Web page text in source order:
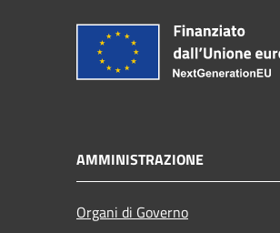
AMMINISTRAZIONE
Organi di Governo